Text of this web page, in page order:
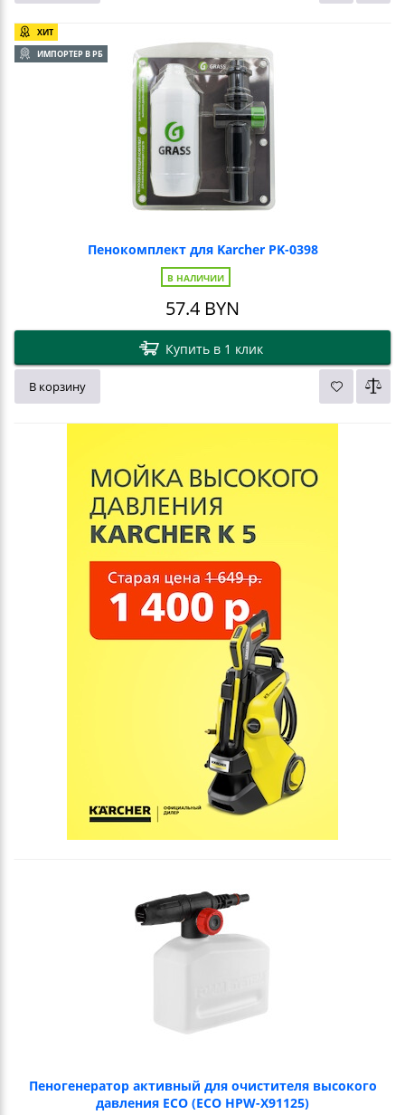
ХИТ
ИМПОРТЕР В РБ
Пенокомплект для Karcher PK-0398
В НАЛИЧИИ
57.4 BYN
Купить в 1 клик
В корзину
Пеногенератор активный для очистителя высокого
давления ECO (ECO HPW-X91125)